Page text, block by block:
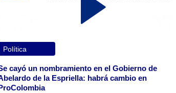
Política
cayó un nombramiento en el Gobierno de
de la Espriella: habrá cambio en